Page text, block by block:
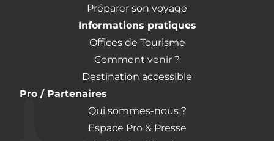
Préparer son voyage
Informations pratiques
Offices de Tourisme
Comment venir ?
Destination accessible
Pro / Partenaires
Qui sommes-nous ?
Espace Pro & Presse